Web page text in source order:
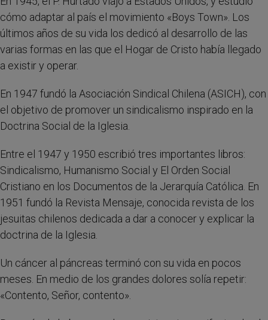
cómo adaptar al país el movimiento «Boys Town». Los
últimos años de su vida los dedicó al desarrollo de las
varias formas en las que el Hogar de Cristo había llegado
a existir y operar.
En 1947 fundó la Asociación Sindical Chilena (ASICH), con
el objetivo de promover un sindicalismo inspirado en la
Doctrina Social de la Iglesia.
Entre el 1947 y 1950 escribió tres importantes libros:
Sindicalismo, Humanismo Social y El Orden Social
Cristiano en los Documentos de la Jerarquía Católica. En
1951 fundó la Revista Mensaje, conocida revista de los
jesuitas chilenos dedicada a dar a conocer y explicar la
doctrina de la Iglesia.
Un cáncer al páncreas terminó con su vida en pocos
meses. En medio de los grandes dolores solía repetir:
«Contento, Señor, contento».